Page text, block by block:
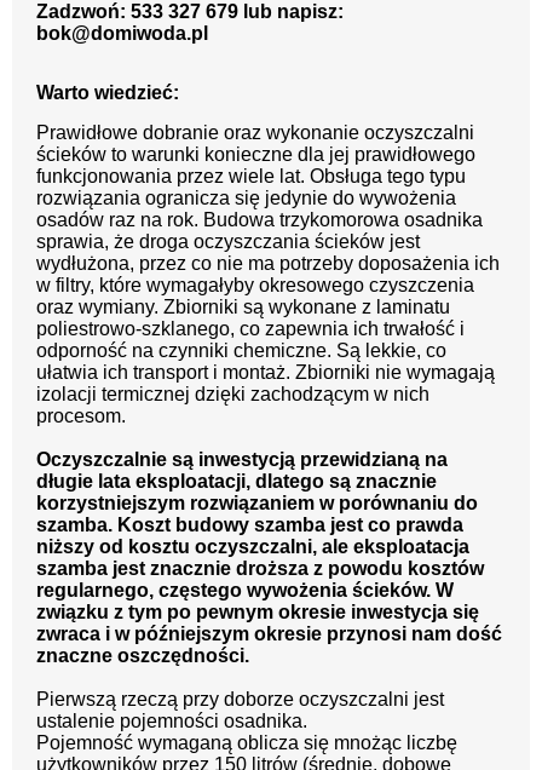
Zadzwoń: 533 327 679 lub napisz:
bok@domiwoda.pl
Warto wiedzieć:
Prawidłowe dobranie oraz wykonanie oczyszczalni
ścieków to warunki konieczne dla jej prawidłowego
funkcjonowania przez wiele lat. Obsługa tego typu
rozwiązania ogranicza się jedynie do wywożenia
osadów raz na rok. Budowa trzykomorowa osadnika
sprawia, że droga oczyszczania ścieków jest
wydłużona, przez co nie ma potrzeby doposażenia ich
w filtry, które wymagałyby okresowego czyszczenia
oraz wymiany. Zbiorniki są wykonane z laminatu
poliestrowo-szklanego, co zapewnia ich trwałość i
odporność na czynniki chemiczne. Są lekkie, co
ułatwia ich transport i montaż. Zbiorniki nie wymagają
izolacji termicznej dzięki zachodzącym w nich
procesom.
Oczyszczalnie są inwestycją przewidzianą na
długie lata eksploatacji, dlatego są znacznie
korzystniejszym rozwiązaniem w porównaniu do
szamba. Koszt budowy szamba jest co prawda
niższy od kosztu oczyszczalni, ale eksploatacja
szamba jest znacznie droższa z powodu kosztów
regularnego, częstego wywożenia ścieków. W
związku z tym po pewnym okresie inwestycja się
zwraca i w późniejszym okresie przynosi nam dość
znaczne oszczędności.
Pierwszą rzeczą przy doborze oczyszczalni jest
ustalenie pojemności osadnika.
Pojemność wymaganą oblicza się mnożąc liczbę
użytkowników przez 150 litrów (średnie, dobowe